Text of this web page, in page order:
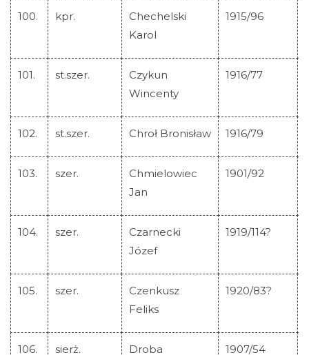
100. kpr.
Chechelski
Karol
1915/96
101. st.szer.
Czykun
Wincenty
1916/77
102. st.szer. Chroł Bronisław 1916/79
103. szer.
Chmielowiec
Jan
1901/92
104. szer.
Czarnecki
Józef
1919/114?
105. szer.
Czenkusz
Feliks
1920/83?
106. sierż.
Droba
1907/54